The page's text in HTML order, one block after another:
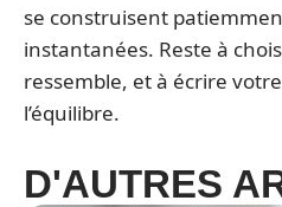
se construisent
instantanées. Reste à
ressemble, et à écrire
l’équilibre.
D'AUTRES